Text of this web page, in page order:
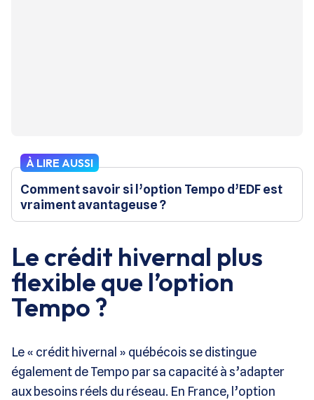
À LIRE AUSSI
Comment savoir si l’option Tempo d’EDF est
vraiment avantageuse ?
Le crédit hivernal plus
flexible que l’option
Tempo ?
Le « crédit hivernal » québécois se distingue
également de Tempo par sa capacité à s’adapter
aux besoins réels du réseau. En France, l’option